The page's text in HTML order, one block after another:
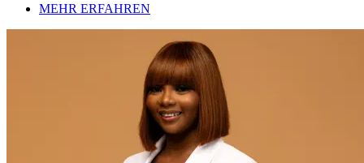
MEHR ERFAHREN